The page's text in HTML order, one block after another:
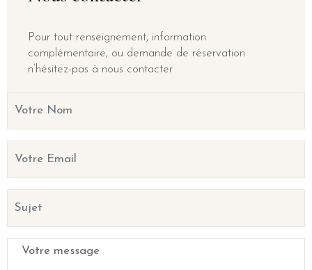
Pour tout renseignement, information
complémentaire, ou demande de réservation
n’hésitez-pas à nous contacter